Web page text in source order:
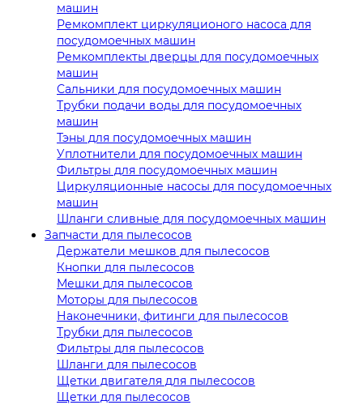
машин
Ремкомплект циркуляционого насоса для
посудомоечных машин
Ремкомплекты дверцы для посудомоечных
машин
Сальники для посудомоечных машин
Трубки подачи воды для посудомоечных
машин
Тэны для посудомоечных машин
Уплотнители для посудомоечных машин
Фильтры для посудомоечных машин
Циркуляционные насосы для посудомоечных
машин
Шланги сливные для посудомоечных машин
Запчасти для пылесосов
Держатели мешков для пылесосов
Кнопки для пылесосов
Мешки для пылесосов
Моторы для пылесосов
Наконечники, фитинги для пылесосов
Трубки для пылесосов
Фильтры для пылесосов
Шланги для пылесосов
Щетки двигателя для пылесосов
Щетки для пылесосов